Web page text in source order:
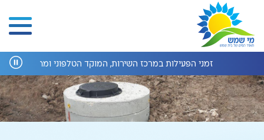
זמני הפעילות במרכז השירות, המוקד הטלפוני ומחלקת הנדסה